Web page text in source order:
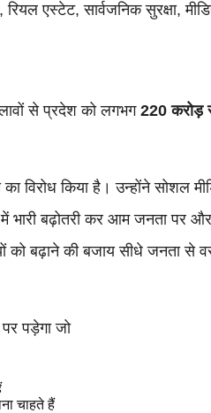
रियल एस्टेट, सार्वजनिक सुरक्षा,
से प्रदेश को लगभग 220 करोड़
विरोध किया है। उन्होंने सोशल
बढ़ोतरी कर आम जनता पर
को बढ़ाने की बजाय सीधे जनता से
पड़ेगा जो
चाहते हैं